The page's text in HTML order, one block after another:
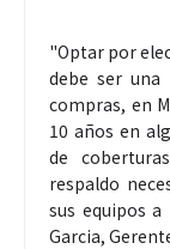
"Optar por
debe ser
compras, en
10 años en
de
respaldo
sus equipos
Garcia,